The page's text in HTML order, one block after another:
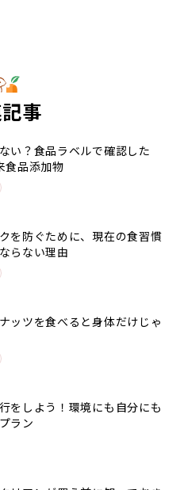
事
い？食品ラベルで確認した
食品添加物
を防ぐために、現在の食習慣
らない理由
ッツを食べると身体だけじゃ
をしよう！環境にも自分にも
ラン